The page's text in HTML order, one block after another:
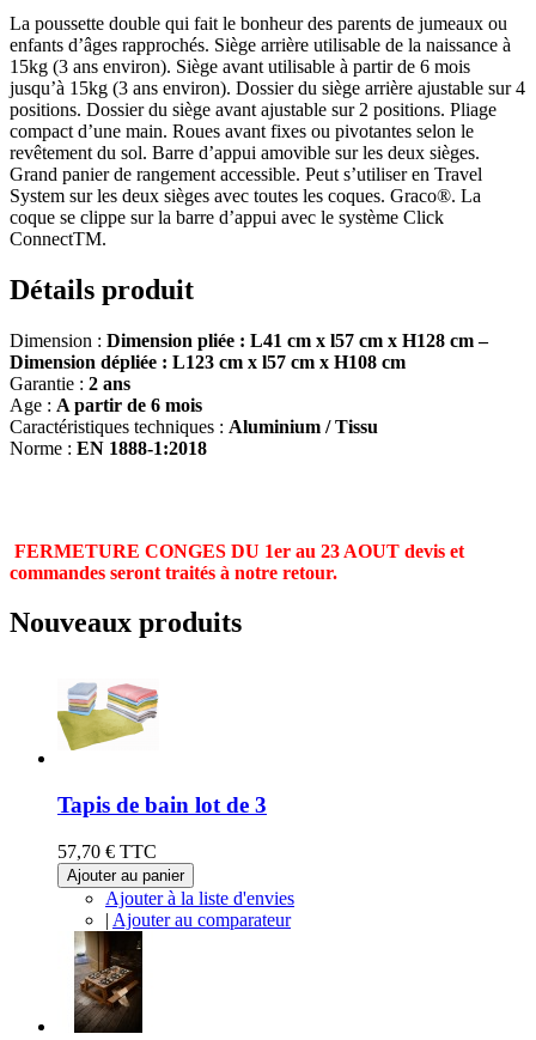
La poussette double qui fait le bonheur des parents de jumeaux ou
enfants d’âges rapprochés. Siège arrière utilisable de la naissance à
15kg (3 ans environ). Siège avant utilisable à partir de 6 mois
jusqu’à 15kg (3 ans environ). Dossier du siège arrière ajustable sur 4
positions. Dossier du siège avant ajustable sur 2 positions. Pliage
compact d’une main. Roues avant fixes ou pivotantes selon le
revêtement du sol. Barre d’appui amovible sur les deux sièges.
Grand panier de rangement accessible. Peut s’utiliser en Travel
System sur les deux sièges avec toutes les coques. Graco®. La
coque se clippe sur la barre d’appui avec le système Click
ConnectTM.
Détails produit
Dimension : Dimension pliée : L41 cm x l57 cm x H128 cm –
Dimension dépliée : L123 cm x l57 cm x H108 cm
Garantie : 2 ans
Age : A partir de 6 mois
Caractéristiques techniques : Aluminium / Tissu
Norme : EN 1888-1:2018
FERMETURE CONGES DU 1er au 23 AOUT devis et
commandes seront traités à notre retour.
Nouveaux produits
Tapis de bain lot de 3
57,70 € TTC
Ajouter au panier
Ajouter à la liste d'envies
| Ajouter au comparateur